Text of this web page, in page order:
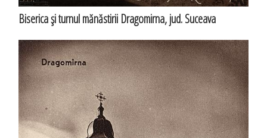
Biserica şi turnul mănăstirii Dragomirna, jud. Suceava